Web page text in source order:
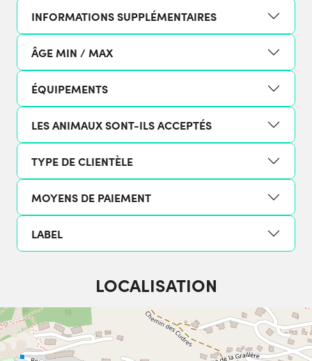
INFORMATIONS SUPPLÉMENTAIRES
ÂGE MIN / MAX
ÉQUIPEMENTS
LES ANIMAUX SONT-ILS ACCEPTÉS
TYPE DE CLIENTÈLE
MOYENS DE PAIEMENT
LABEL
LOCALISATION